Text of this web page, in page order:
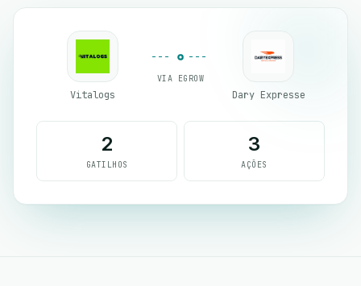
Vitalogs
VIA EGROW
Dary Expresse
2
GATILHOS
3
AÇÕES